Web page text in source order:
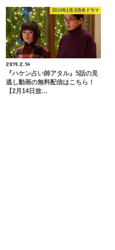
2019年1月-3月冬ドラマ
2019.2.14
『ハケン占い師アタル』5話の見
逃し動画の無料配信はこちら！
【2月14日放…